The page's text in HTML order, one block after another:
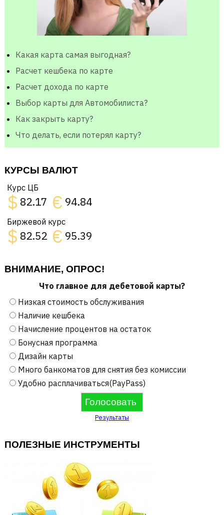
Какая карта самая выгодная?
Расчет кешбека по карте
Расчет дохода по карте
Выбор карты для Автомобилиста?
Как закрыть карту?
Что делать, если потерял карту?
КУРСЫ ВАЛЮТ
Курс ЦБ
$ 82.17 € 94.84
Биржевой курс
$ 82.52 € 95.39
ВНИМАНИЕ, ОПРОС!
Что главное для дебетовой карты?
Низкая стоимость обслуживания
Наличие кешбека
Начисление процентов на остаток
Бонусная программа
Дизайн карты
Много банкоматов для снятия без комиссии
Удобно расплачиваться(PayPass)
Результаты
ПОЛЕЗНЫЕ ИНСТРУМЕНТЫ